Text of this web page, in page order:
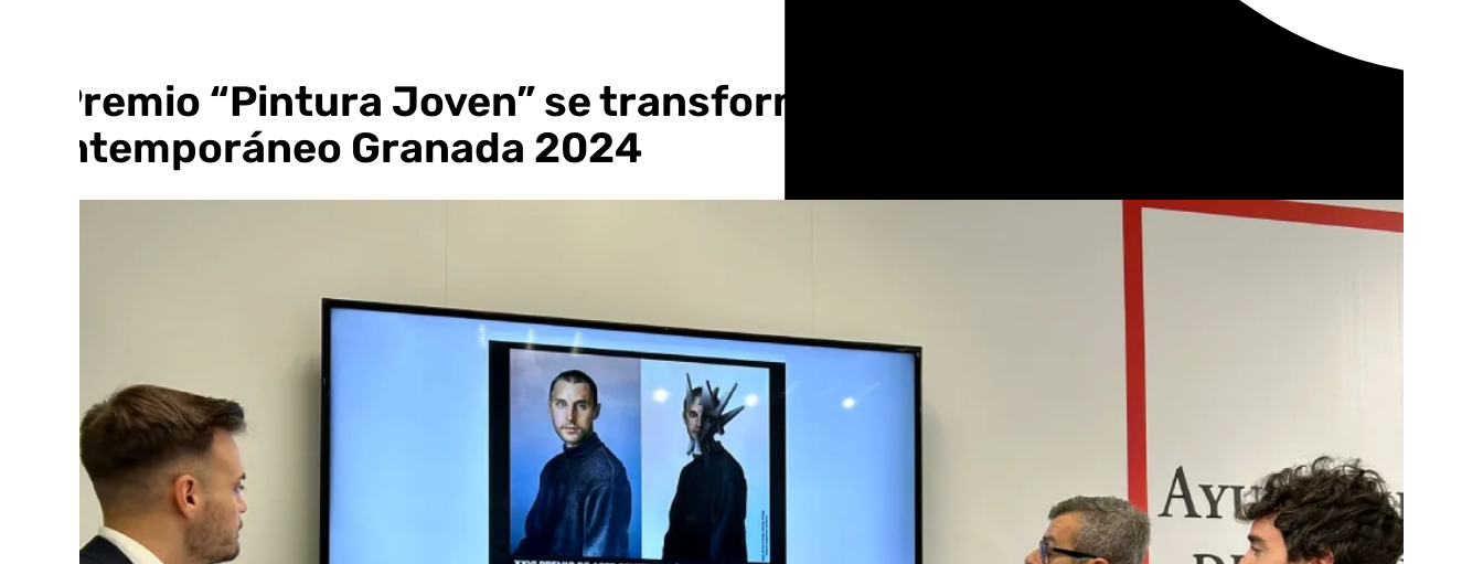
El Premio “Pintura Joven” se transforma en el XXVI Premio Arte
Contemporáneo Granada 2024